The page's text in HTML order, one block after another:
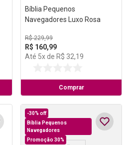
Bíblia Pequenos
Navegadores Luxo Rosa
R$ 229,99
R$ 160,99
Até 5x de R$ 32,19
Comprar
-30% off
Bíblia Pequenos
Navegadores
Promoção 30%